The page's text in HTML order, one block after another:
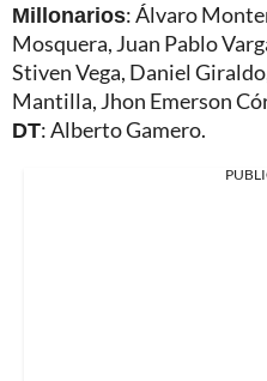
Millonarios: Álvaro
Mosquera, Juan Pablo
Stiven Vega, Daniel
Mantilla, Jhon Emerson
DT: Alberto Gamero.